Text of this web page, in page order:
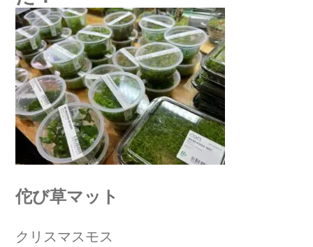
佗び草マット
クリスマスモス